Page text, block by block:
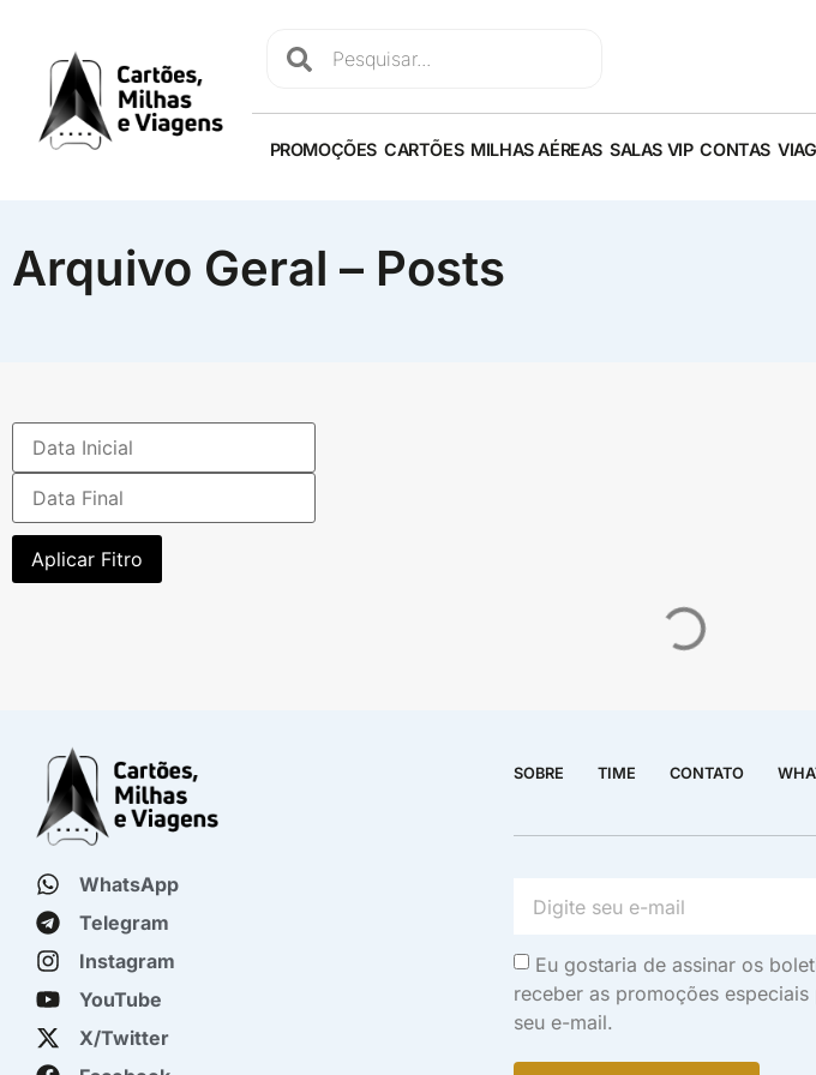
PROMOÇÕES CARTÕES MILHAS AÉREAS SALAS VIP CONTAS
Arquivo Geral – Posts
Aplicar Fitro
WhatsApp
Telegram
Instagram
YouTube
X/Twitter
SOBRE TIME CONTATO
Eu gostaria de assinar os
receber as promoções
seu e-mail.